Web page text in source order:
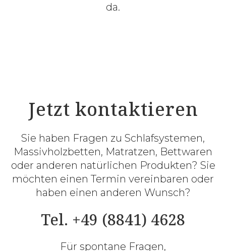
da.
Jetzt kontaktieren
Sie haben Fragen zu Schlafsystemen,
Massivholzbetten, Matratzen, Bettwaren
oder anderen natürlichen Produkten? Sie
möchten einen Termin vereinbaren oder
haben einen anderen Wunsch?
Tel. +49 (8841) 4628
Für spontane Fragen,